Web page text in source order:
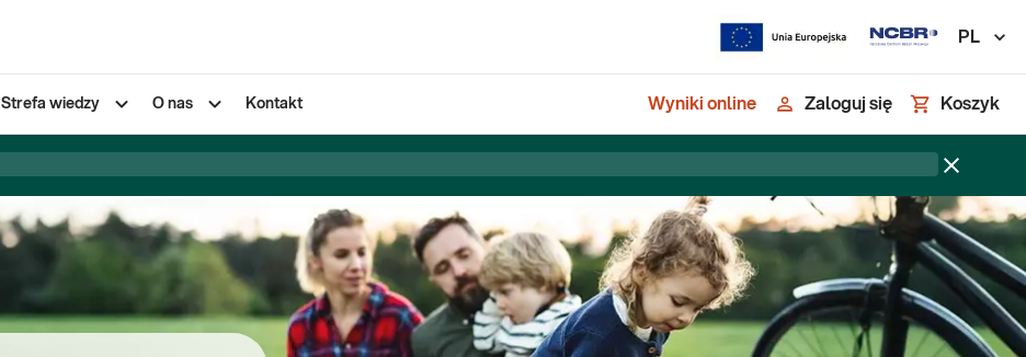
PL
Strefa wiedzy O nas Kontakt Wyniki online Zaloguj się Koszyk